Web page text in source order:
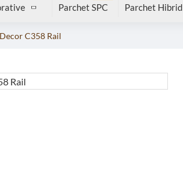
Parchet SPC Parchet Hibrid
C358 Rail